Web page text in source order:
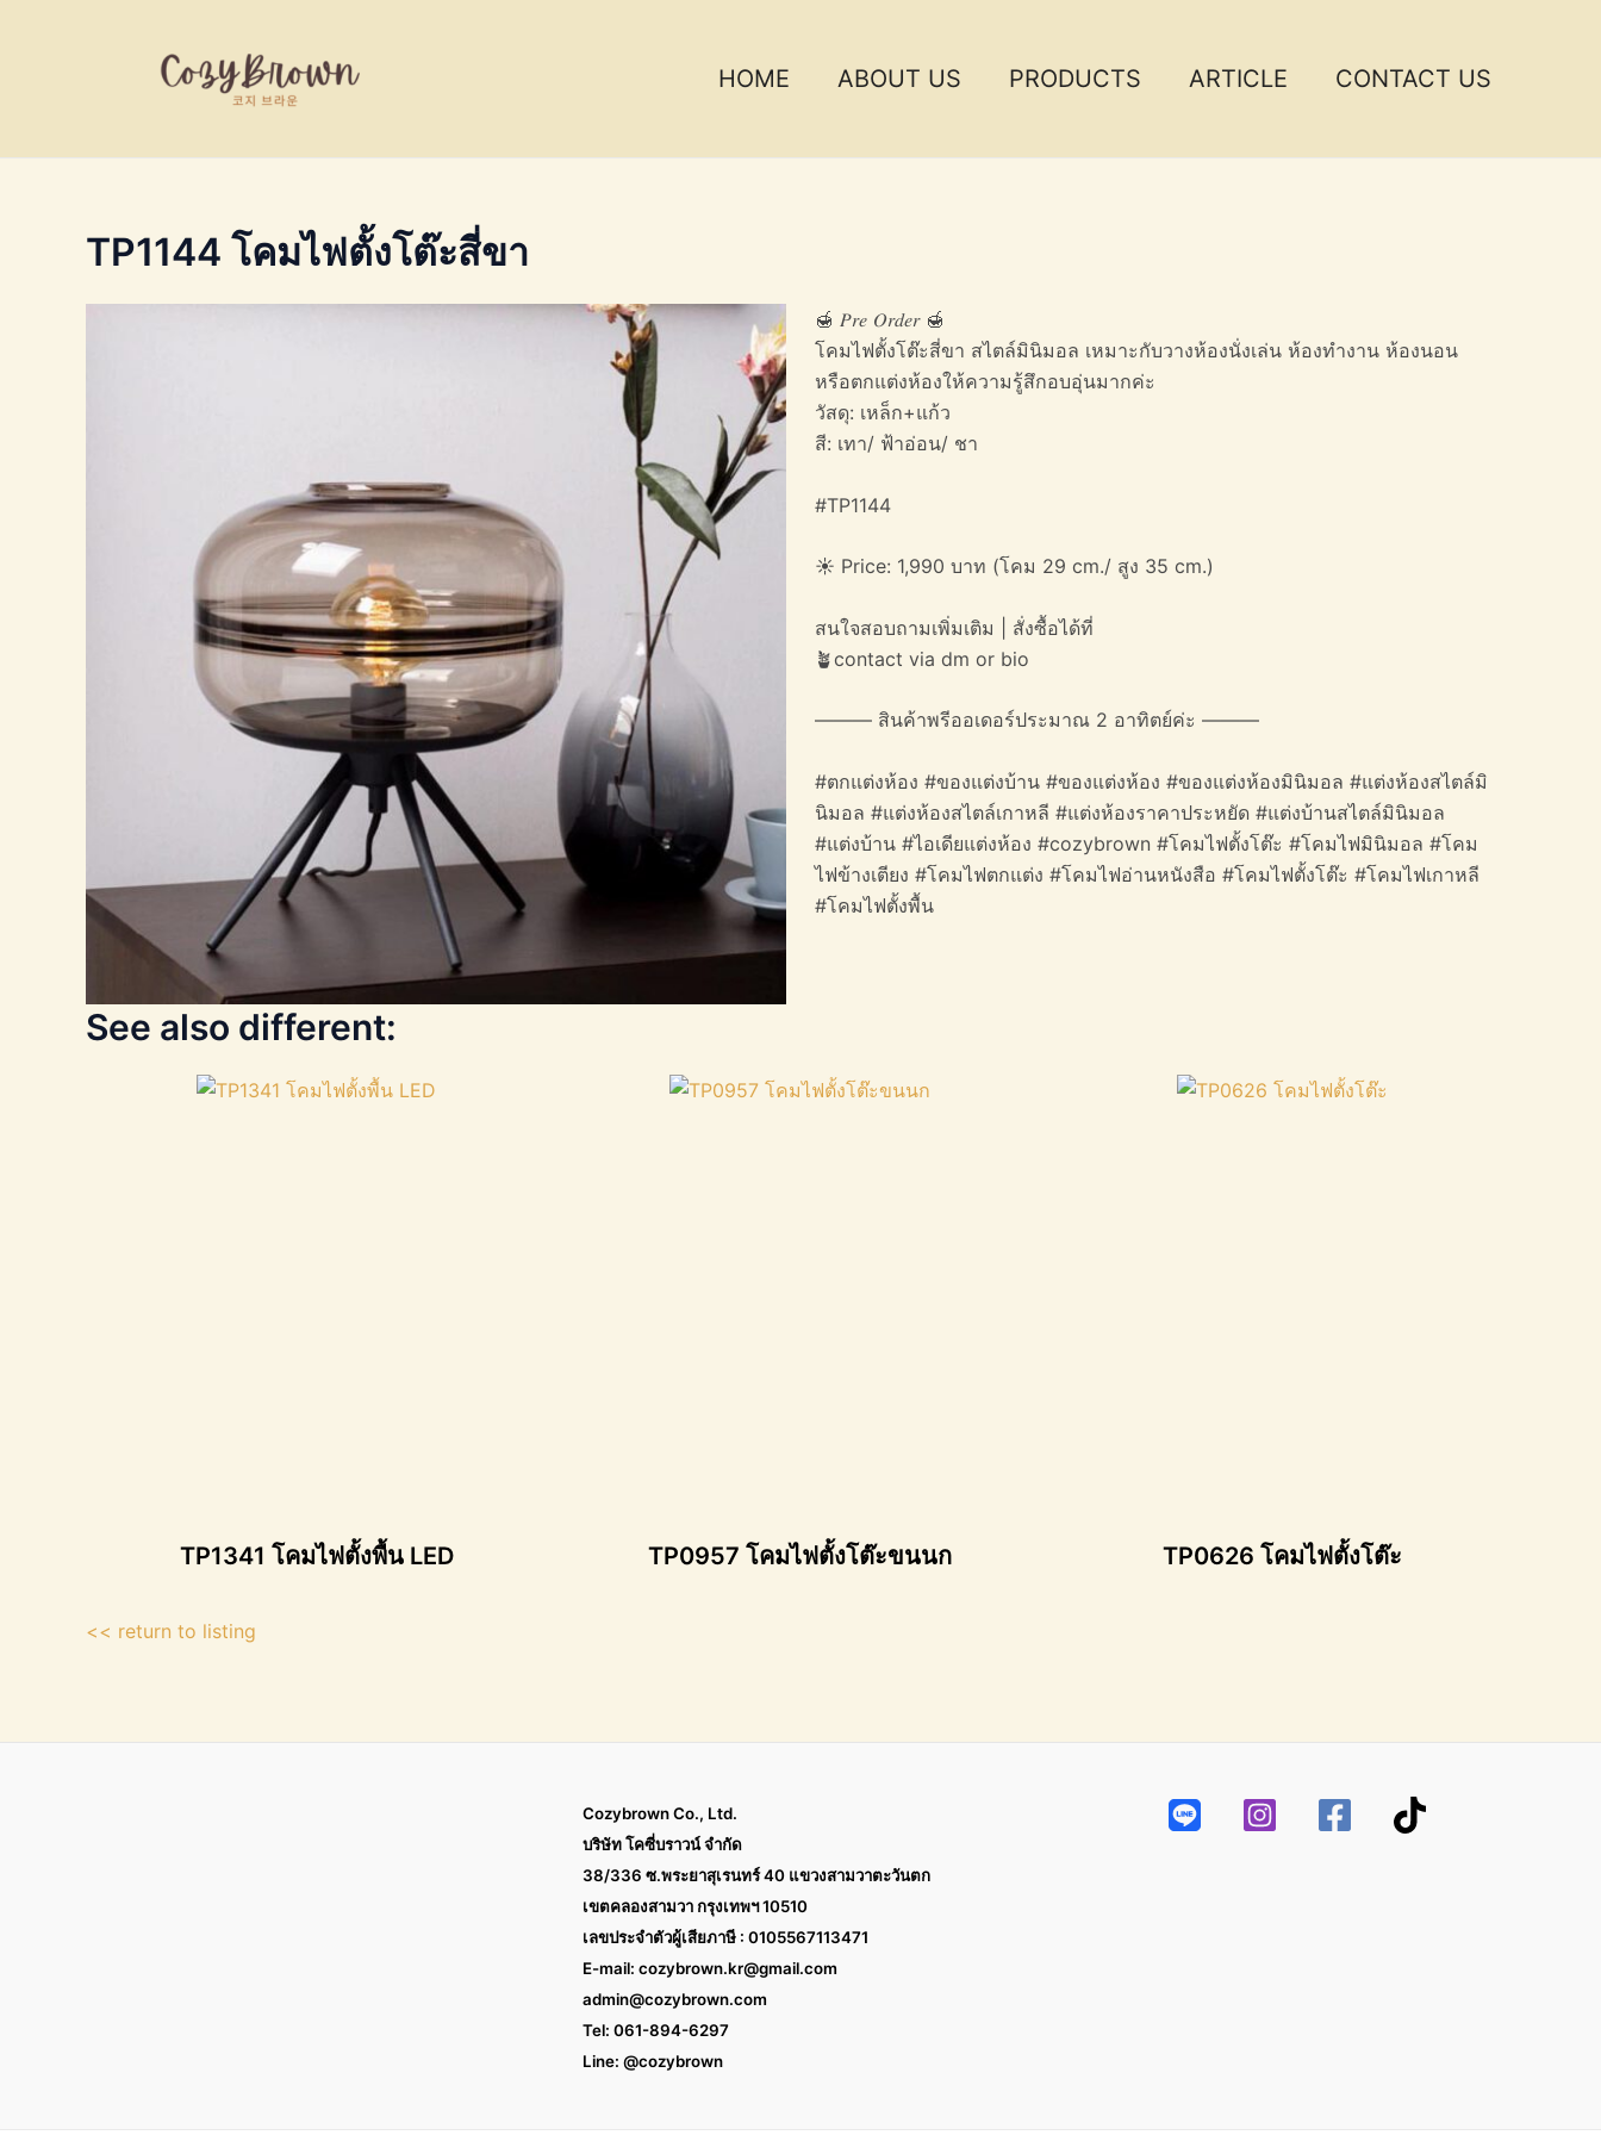
HOME ABOUT US PRODUCTS ARTICLE CONTACT US
TP1144 โคมไฟตั้งโต๊ะสี่ขา
🍯 𝑃𝑟𝑒 𝑂𝑟𝑑𝑒𝑟 🍯
โคมไฟตั้งโต๊ะสี่ขา สไตล์มินิมอล เหมาะกับวางห้องนั่งเล่น ห้องทำงาน ห้องนอน
หรือตกแต่งห้องให้ความรู้สึกอบอุ่นมากค่ะ
วัสดุ: เหล็ก+แก้ว
สี: เทา/ ฟ้าอ่อน/ ชา
#TP1144
☀️ Price: 1,990 บาท (โคม 29 cm./ สูง 35 cm.)
สนใจสอบถามเพิ่มเติม | สั่งซื้อได้ที่
🪴contact via dm or bio
——— สินค้าพรีออเดอร์ประมาณ 2 อาทิตย์ค่ะ ———
#ตกแต่งห้อง #ของแต่งบ้าน #ของแต่งห้อง #ของแต่งห้องมินิมอล #แต่งห้องสไตล์มิ
นิมอล #แต่งห้องสไตล์เกาหลี #แต่งห้องราคาประหยัด #แต่งบ้านสไตล์มินิมอล
#แต่งบ้าน #ไอเดียแต่งห้อง #cozybrown #โคมไฟตั้งโต๊ะ #โคมไฟมินิมอล #โคม
ไฟข้างเตียง #โคมไฟตกแต่ง #โคมไฟอ่านหนังสือ #โคมไฟตั้งโต๊ะ #โคมไฟเกาหลี
#โคมไฟตั้งพื้น
See also different:
TP1341 โคมไฟตั้งพื้น LED TP0957 โคมไฟตั้งโต๊ะขนนก TP0626 โคมไฟตั้งโต๊ะ
<< return to listing
Cozybrown Co., Ltd.
บริษัท โคซี่บราวน์ จำกัด
38/336 ซ.พระยาสุเรนทร์ 40 แขวงสามวาตะวันตก
เขตคลองสามวา กรุงเทพฯ 10510
เลขประจำตัวผู้เสียภาษี : 0105567113471
E-mail: cozybrown.kr@gmail.com
admin@cozybrown.com
Tel: 061-894-6297
Line: @cozybrown